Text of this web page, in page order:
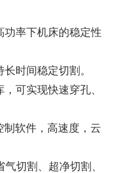
率下机床的稳定性
时间稳定切割。
可实现快速穿孔、
软件，高速度，云
切割、超净切割、